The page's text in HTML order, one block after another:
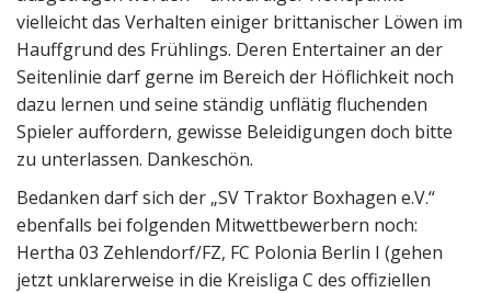
vielleicht das Verhalten einiger brittanischer Löwen im
Hauffgrund des Frühlings. Deren Entertainer an der
Seitenlinie darf gerne im Bereich der Höflichkeit noch
dazu lernen und seine ständig unflätig fluchenden
Spieler auffordern, gewisse Beleidigungen doch bitte
zu unterlassen. Dankeschön.
Bedanken darf sich der „SV Traktor Boxhagen e.V.“
ebenfalls bei folgenden Mitwettbewerbern noch:
Hertha 03 Zehlendorf/FZ, FC Polonia Berlin I (gehen
jetzt unklarerweise in die Kreisliga C des offiziellen